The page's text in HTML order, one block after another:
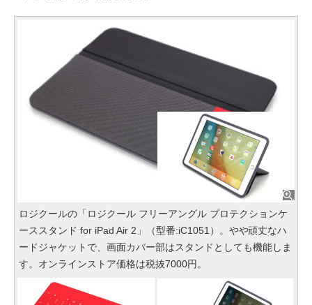
ロジクールの「ロジクール フリーアングル プロテクションケ
ーススタンド for iPad Air 2」（型番:iC1051）。やや頑丈なハ
ードジャケットで、画面カバー部はスタンドとしても機能しま
す。オンラインストア価格は税抜7000円。